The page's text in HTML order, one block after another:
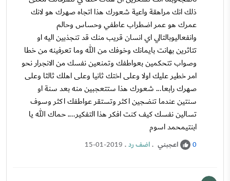
ذلك انك مراهقة واعية شعورك هذا اتجاه صهرك هو لانك
عمرك هو عمر اضطراب عاطفي وحساس وحالم
وانفعاليوبالتالي اي انسان قريب منك قد تنجذبين اليه او
تتاثرين بهانت بايمانك وخوفك من الله وما تعرفينه من خطا
وصواب تتحكمين بعواطفك وتمنعين نفسك من الانجرار نحو
امر خطير عليك اولا وعلى اختك ثانيا وعلى اهلك ثالثا وعلى
صهرك رابعا... شعورك هذا ستتعجبين منه بعد سنة او
سنتين عندما تنضجين اكثر وتستقر عواطفك اكثر وسوف
تسالين نفسك كيف كنت افكر هذا التفكير.... حماك الله يا
ابنتيمحمد اسوم
0 اعجبني .اضف رد.
15-01-2019